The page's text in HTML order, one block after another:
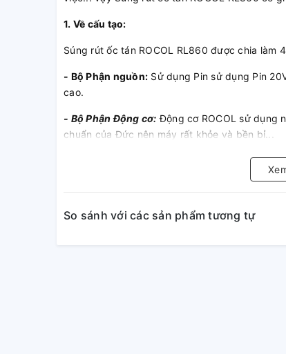
1. Về cấu tạo:
Súng rút ốc tán ROCOL RL860 được chia làm
- Bộ Phận nguồn: Sử dụng Pin sử dụng Pin
cao.
- Bộ Phận Động cơ: Động cơ ROCOL sử dụng
chuẩn của Đức nên máy rất khỏe và bền bỉ...
So sánh với các sản phẩm tương tự